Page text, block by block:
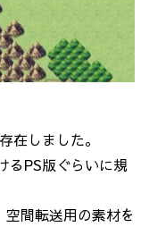
在しました。
るPS版ぐらいに規
間転送用の素材を